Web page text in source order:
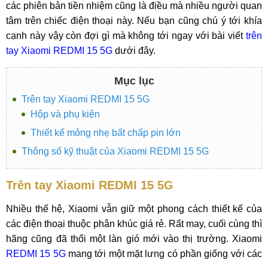
các phiên bản tiền nhiệm cũng là điều mà nhiều người quan
tâm trên chiếc điện thoại này. Nếu bạn cũng chú ý tới khía
cạnh này vậy còn đợi gì mà không tới ngay với bài viết trên
tay Xiaomi REDMI 15 5G dưới đây.
Mục lục
Trên tay Xiaomi REDMI 15 5G
Hộp và phụ kiện
Thiết kế mỏng nhẹ bất chấp pin lớn
Thông số kỹ thuật của Xiaomi REDMI 15 5G
Trên tay Xiaomi REDMI 15 5G
Nhiều thế hệ, Xiaomi vẫn giữ một phong cách thiết kế của
các điện thoại thuộc phân khúc giá rẻ. Rất may, cuối cùng thì
hãng cũng đã thổi một làn gió mới vào thị trường. Xiaomi
REDMI 15 5Gmang tới một mặt lưng có phần giống với các